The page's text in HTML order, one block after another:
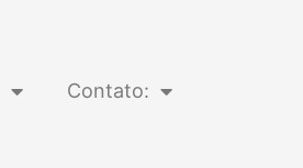
Contato: